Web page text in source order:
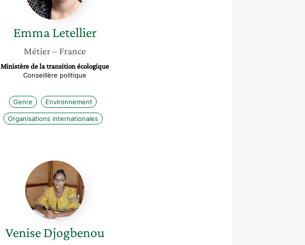
Emma Letellier
Métier– France
Ministère de la transition écologique
Conseillère politique
Genre Environnement
Organisations internationales
Venise
Djogbenou
Venise Djogbenou